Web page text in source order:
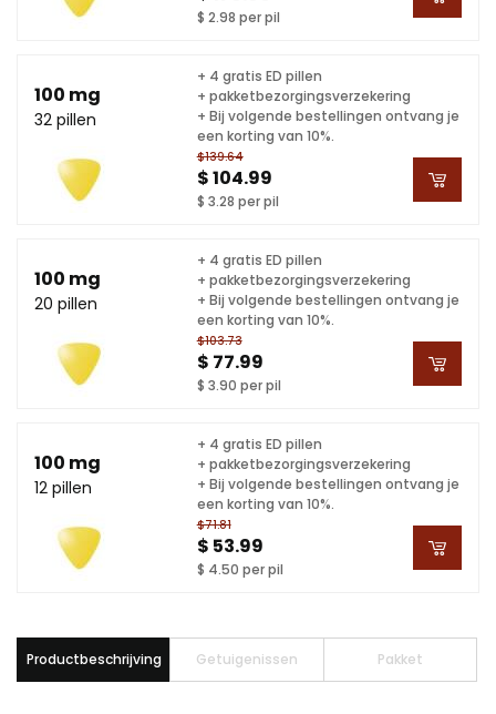
$ 2.98 per pil
100 mg
32 pillen
$139.64
$ 104.99
$ 3.28 per pil
+ 4 gratis ED pillen
+ pakketbezorgingsverzekering
+ Bij volgende bestellingen ontvang je
een korting van 10%.
100 mg
20 pillen
$103.73
$ 77.99
$ 3.90 per pil
+ 4 gratis ED pillen
+ pakketbezorgingsverzekering
+ Bij volgende bestellingen ontvang je
een korting van 10%.
100 mg
12 pillen
$71.81
$ 53.99
$ 4.50 per pil
+ 4 gratis ED pillen
+ pakketbezorgingsverzekering
+ Bij volgende bestellingen ontvang je
een korting van 10%.
Productbeschrijving Getuigenissen Pakket